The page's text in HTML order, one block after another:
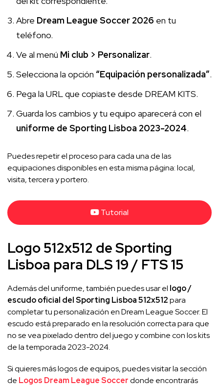
Abre Dream League Soccer 2026 en tu
teléfono.
Ve al menú Mi club > Personalizar.
Selecciona la opción “Equipación personalizada”.
Pega la URL que copiaste desde DREAM KITS.
Guarda los cambios y tu equipo aparecerá con el
uniforme de Sporting Lisboa 2023-2024.
Puedes repetir el proceso para cada una de las
equipaciones disponibles en esta misma página: local,
visita, tercera y portero.
Tutorial
Logo 512x512 de Sporting
Lisboa para DLS 19 / FTS 15
Además del uniforme, también puedes usar el logo /
escudo oficial del Sporting Lisboa 512x512para
completar tu personalización en Dream League Soccer. El
escudo está preparado en la resolución correcta para que
no se vea pixelado dentro del juego y combine con los kits
de la temporada 2023-2024.
Si quieres más logos de equipos, puedes visitar la sección
de Logos Dream League Soccerdonde encontrarás